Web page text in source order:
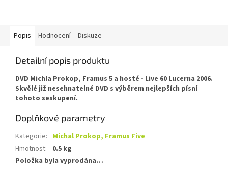
Popis Hodnocení Diskuze
Detailní popis produktu
DVD Michla Prokop, Framus 5 a hosté - Live 60 Lucerna 2006.
Skvělé již nesehnatelné DVD s výběrem nejlepších písní
tohoto seskupení.
Doplňkové parametry
Kategorie: Michal Prokop, Framus Five
Hmotnost:
0.5 kg
Položka byla vyprodána…